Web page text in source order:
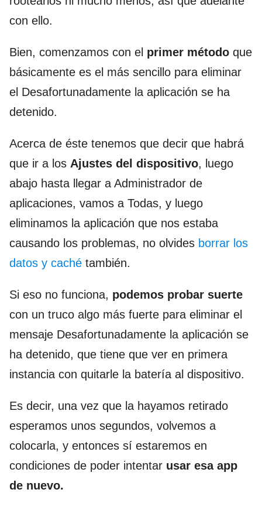
con ello.
Bien, comenzamos con el primer método que
básicamente es el más sencillo para eliminar
el Desafortunadamente la aplicación se ha
detenido.
Acerca de éste tenemos que decir que habrá
que ir a los Ajustes del dispositivo, luego
abajo hasta llegar a Administrador de
aplicaciones, vamos a Todas, y luego
eliminamos la aplicación que nos estaba
causando los problemas, no olvides borrar los
datos y caché también.
Si eso no funciona, podemos probar suerte
con un truco algo más fuerte para eliminar el
mensaje Desafortunadamente la aplicación se
ha detenido, que tiene que ver en primera
instancia con quitarle la batería al dispositivo.
Es decir, una vez que la hayamos retirado
esperamos unos segundos, volvemos a
colocarla, y entonces sí estaremos en
condiciones de poder intentar usar esa app
de nuevo.